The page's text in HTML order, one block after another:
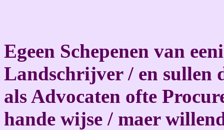
Egeen Schepenen van
Landschrijver / en sullen
als Advocaten ofte
hande wijse / maer